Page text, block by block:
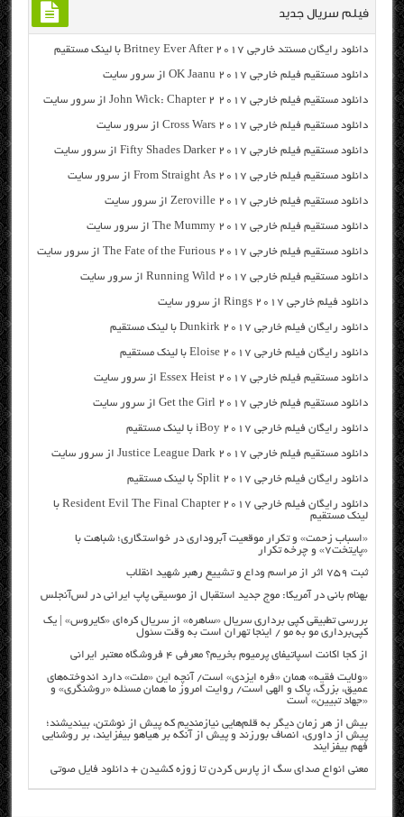
فیلم سریال جدید
دانلود رایگان مسنتد خارجی Britney Ever After 2017 با لینک مستقیم
دانلود مستقیم فیلم خارجی OK Jaanu 2017 از سرور سایت
دانلود مستقیم فیلم خارجی John Wick: Chapter 2 2017 از سرور سایت
دانلود مستقیم فیلم خارجی Cross Wars 2017 از سرور سایت
دانلود مستقیم فیلم خارجی Fifty Shades Darker 2017 از سرور سایت
دانلود مستقیم فیلم خارجی From Straight As 2017 از سرور سایت
دانلود مستقیم فیلم خارجی Zeroville 2017 از سرور سایت
دانلود مستقیم فیلم خارجی The Mummy 2017 از سرور سایت
دانلود مستقیم فیلم خارجی The Fate of the Furious 2017 از سرور سایت
دانلود مستقیم فیلم خارجی Running Wild 2017 از سرور سایت
دانلود فیلم خارجی Rings 2017 از سرور سایت
دانلود رایگان فیلم خارجی Dunkirk 2017 با لینک مستقیم
دانلود رایگان فیلم خارجی Eloise 2017 با لینک مستقیم
دانلود مستقیم فیلم خارجی Essex Heist 2017 از سرور سایت
دانلود مستقیم فیلم خارجی Get the Girl 2017 از سرور سایت
دانلود رایگان فیلم خارجی iBoy 2017 با لینک مستقیم
دانلود مستقیم فیلم خارجی Justice League Dark 2017 از سرور سایت
دانلود رایگان فیلم خارجی Split 2017 با لینک مستقیم
دانلود رایگان فیلم خارجی Resident Evil The Final Chapter 2017 با
لینک مستقیم
«اسباب زحمت» و تکرار موقعیت آبروداری در خواستگاری؛ شباهت با
«پایتخت۷» و چرخه تکرار
ثبت ۷۵۹ اثر از مراسم وداع و تشییع رهبر شهید انقلاب
بهنام بانی در آمریکا: موج جدید استقبال از موسیقی پاپ ایرانی در لس‌آنجلس
بررسی تطبیقی کپی برداری سریال «ساهره» از سریال کره‌ای «کایروس» | یک
کپی‌برداری مو به مو / اینجا تهران است به وقت سئول
از کجا اکانت اسپاتیفای پرمیوم بخریم؟ معرفی ۴ فروشگاه معتبر ایرانی
«ولایت فقیه» همان «فره ایزدی» است/ آنچه این «ملت» دارد اندوخته‌های
عمیق، بزرگ، پاک و الهی است/ روایت امروز ما همان مسئله «روشنگری» و
«جهاد تبیین» است
بیش از هر زمان دیگر به قلم‌هایی نیازمندیم که پیش از نوشتن، بیندیشند؛
پیش از داوری، انصاف بورزند و پیش از آنکه بر هیاهو بیفزایند، بر روشنایی
فهم بیفزایند
معنی انواع صدای سگ از پارس کردن تا زوزه کشیدن + دانلود فایل صوتی